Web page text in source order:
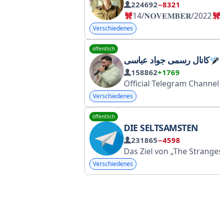
224692−8321
14/𝐍𝐎𝐕𝐄𝐌𝐁𝐄𝐑/2022
Verschiedenes
öffentlich
کانال رسمی جواد عباسی
158862+1769
Verschiedenes
öffentlich
DIE SELTSAMSTEN
231865−4598
Das Ziel von „The Strangest“ ist es, das öffentliche Bewusstsein zu schärfen und uns mit den erstaunlichen Fakten um uns herum vertraut zu
Verschiedenes